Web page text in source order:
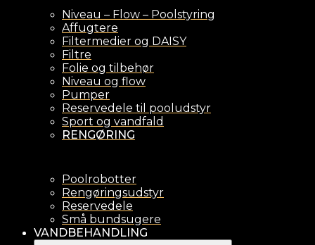
Niveau – Flow – Poolstyring
Affugtere
Filtermedier og DAISY
Filtre
Folie og tilbehør
Niveau og flow
Pumper
Reservedele til pooludstyr
Sport og vandfald
RENGØRING
Poolrobotter
Rengøringsudstyr
Reservedele
Små bundsugere
VANDBEHANDLING